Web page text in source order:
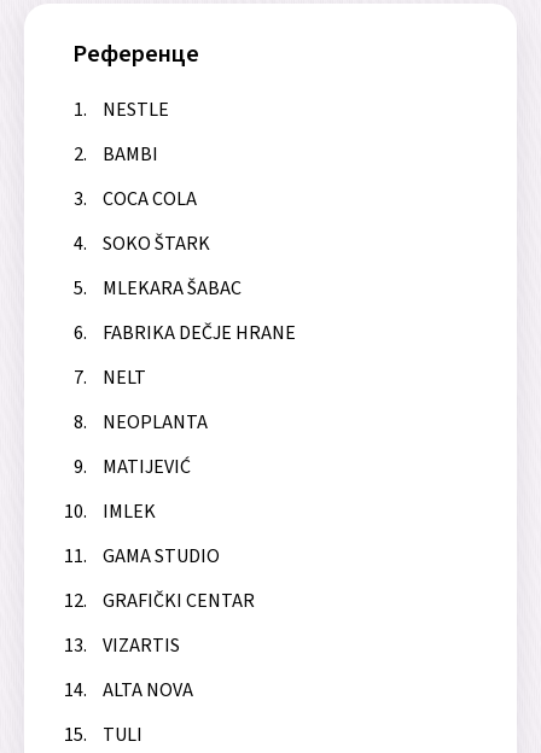
Референце
NESTLE
BAMBI
COCA COLA
SOKO ŠTARK
MLEKARA ŠABAC
FABRIKA DEČJE HRANE
NELT
NEOPLANTA
MATIJEVIĆ
IMLEK
GAMA STUDIO
GRAFIČKI CENTAR
VIZARTIS
ALTA NOVA
TULI